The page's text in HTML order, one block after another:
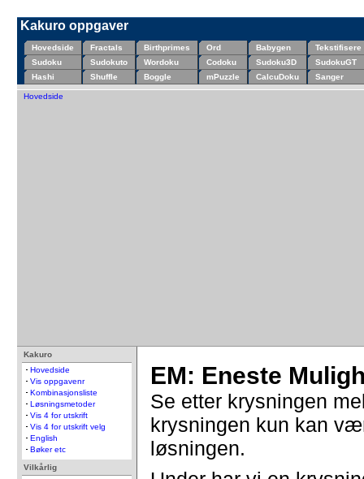
Kakuro oppgaver
Hovedside Fractals Birthprimes Ord Babygen
Tekstifisere
Sudoku
Sudokuto Wordoku Codoku Sudoku3D
SudokuGT
Hashi
Shuffle Boggle mPuzzle CalcuDoku Sanger
Hovedside
Kakuro
Hovedside
Vis oppgavenr
Kombinasjonsliste
Løsningsmetoder
Vis 4 for utskrift
Vis 4 for utskrift velg
English
Bøker etc
Vilkårlig
EM: Eneste
Se etter krysningen
krysningen kun kan
løsningen.